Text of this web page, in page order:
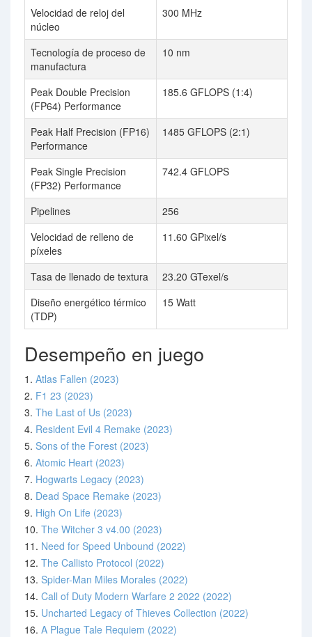
Velocidad de reloj del
núcleo
300 MHz
Tecnología de proceso de
manufactura
10 nm
Peak Double Precision
(FP64) Performance
185.6 GFLOPS (1:4)
Peak Half Precision (FP16)
Performance
1485 GFLOPS (2:1)
Peak Single Precision
(FP32) Performance
742.4 GFLOPS
Pipelines
256
Velocidad de relleno de
píxeles
11.60 GPixel/s
Tasa de llenado de textura
23.20 GTexel/s
Diseño energético térmico
(TDP)
15 Watt
Desempeño en juego
1. Atlas Fallen (2023)
2. F1 23 (2023)
3. The Last of Us (2023)
4. Resident Evil 4 Remake (2023)
5. Sons of the Forest (2023)
6. Atomic Heart (2023)
7. Hogwarts Legacy (2023)
8. Dead Space Remake (2023)
9. High On Life (2023)
10. The Witcher 3 v4.00 (2023)
11. Need for Speed Unbound (2022)
12. The Callisto Protocol (2022)
13. Spider-Man Miles Morales (2022)
14. Call of Duty Modern Warfare 2 2022 (2022)
15. Uncharted Legacy of Thieves Collection (2022)
16. A Plague Tale Requiem (2022)